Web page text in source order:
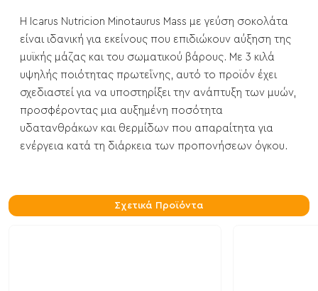
Η Icarus Nutricion Minotaurus Mass με γεύση σοκολάτα
είναι ιδανική για εκείνους που επιδιώκουν αύξηση της
μυϊκής μάζας και του σωματικού βάρους. Με 3 κιλά
υψηλής ποιότητας πρωτεΐνης, αυτό το προϊόν έχει
σχεδιαστεί για να υποστηρίξει την ανάπτυξη των μυών,
προσφέροντας μια αυξημένη ποσότητα
υδατανθράκων και θερμίδων που απαραίτητα για
ενέργεια κατά τη διάρκεια των προπονήσεων όγκου.
Σχετικά Προϊόντα